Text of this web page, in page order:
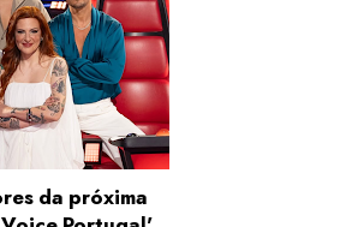
da próxima